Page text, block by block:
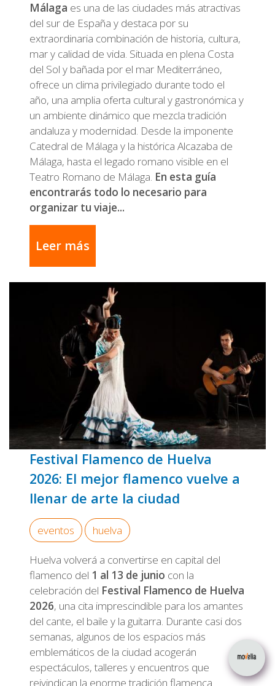
Málaga es una de las ciudades más atractivas
del sur de España y destaca por su
extraordinaria combinación de historia, cultura,
mar y calidad de vida. Situada en plena Costa
del Sol y bañada por el mar Mediterráneo,
ofrece un clima privilegiado durante todo el
año, una amplia oferta cultural y gastronómica y
un ambiente dinámico que mezcla tradición
andaluza y modernidad. Desde la imponente
Catedral de Málaga y la histórica Alcazaba de
Málaga, hasta el legado romano visible en el
Teatro Romano de Málaga. En esta guía
encontrarás todo lo necesario para
organizar tu viaje...
Leer más
Festival Flamenco de Huelva
2026: El mejor flamenco vuelve a
llenar de arte la ciudad
eventos huelva
Huelva volverá a convertirse en capital del
flamenco del 1 al 13 de junio con la
celebración del Festival Flamenco de Huelva
2026, una cita imprescindible para los amantes
del cante, el baile y la guitarra. Durante casi dos
semanas, algunos de los espacios más
emblemáticos de la ciudad acogerán
espectáculos, talleres y encuentros que
reivindican la enorme tradición flamenca